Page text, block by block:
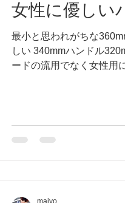
女性に優しい
最小と思われがちな
しい 340mmハンドル
ードの流用でなく女性用
maiyo